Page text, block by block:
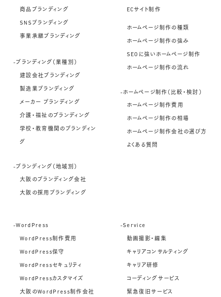
商品ブランディング
SNSブランディング
事業承継ブランディング
-ブランディング（業種別）
建設会社ブランディング
製造業ブランディング
メーカー ブランディング
介護・福祉のブランディング
学校・教育機関のブランディン
グ
-ブランディング（地域別）
大阪のブランディング会社
大阪の採用ブランディング
ECサイト制作
ホームページ制作の種類
ホームページ制作の強み
SEOに強いホームページ制作
ホームページ制作の流れ
-ホームページ制作（比較・検討）
ホームページ制作費用
ホームページ制作の相場
ホームページ制作会社の選び方
よくある質問
-WordPress
WordPress制作費用
WordPress保守
WordPressセキュリティ
WordPressカスタマイズ
大阪のWordPress制作会社
-Service
動画撮影・編集
キャリアコンサルティング
キャリア研修
コーディングサービス
緊急復旧サービス